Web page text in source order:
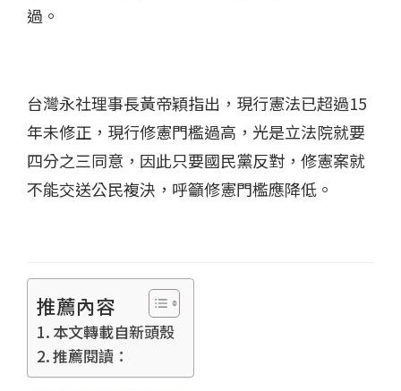
過。
台灣永社理事長黃帝穎指出，現行憲法已超過15
年未修正，現行修憲門檻過高，光是立法院就要
四分之三同意，因此只要國民黨反對，修憲案就
不能交送公民複決，呼籲修憲門檻應降低。
推薦內容
本文轉載自新頭殼
推薦閱讀：